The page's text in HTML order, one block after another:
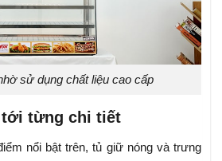
sử dụng chất liệu cao cấp
từng chi tiết
nổi bật trên, tủ giữ nóng và trưng